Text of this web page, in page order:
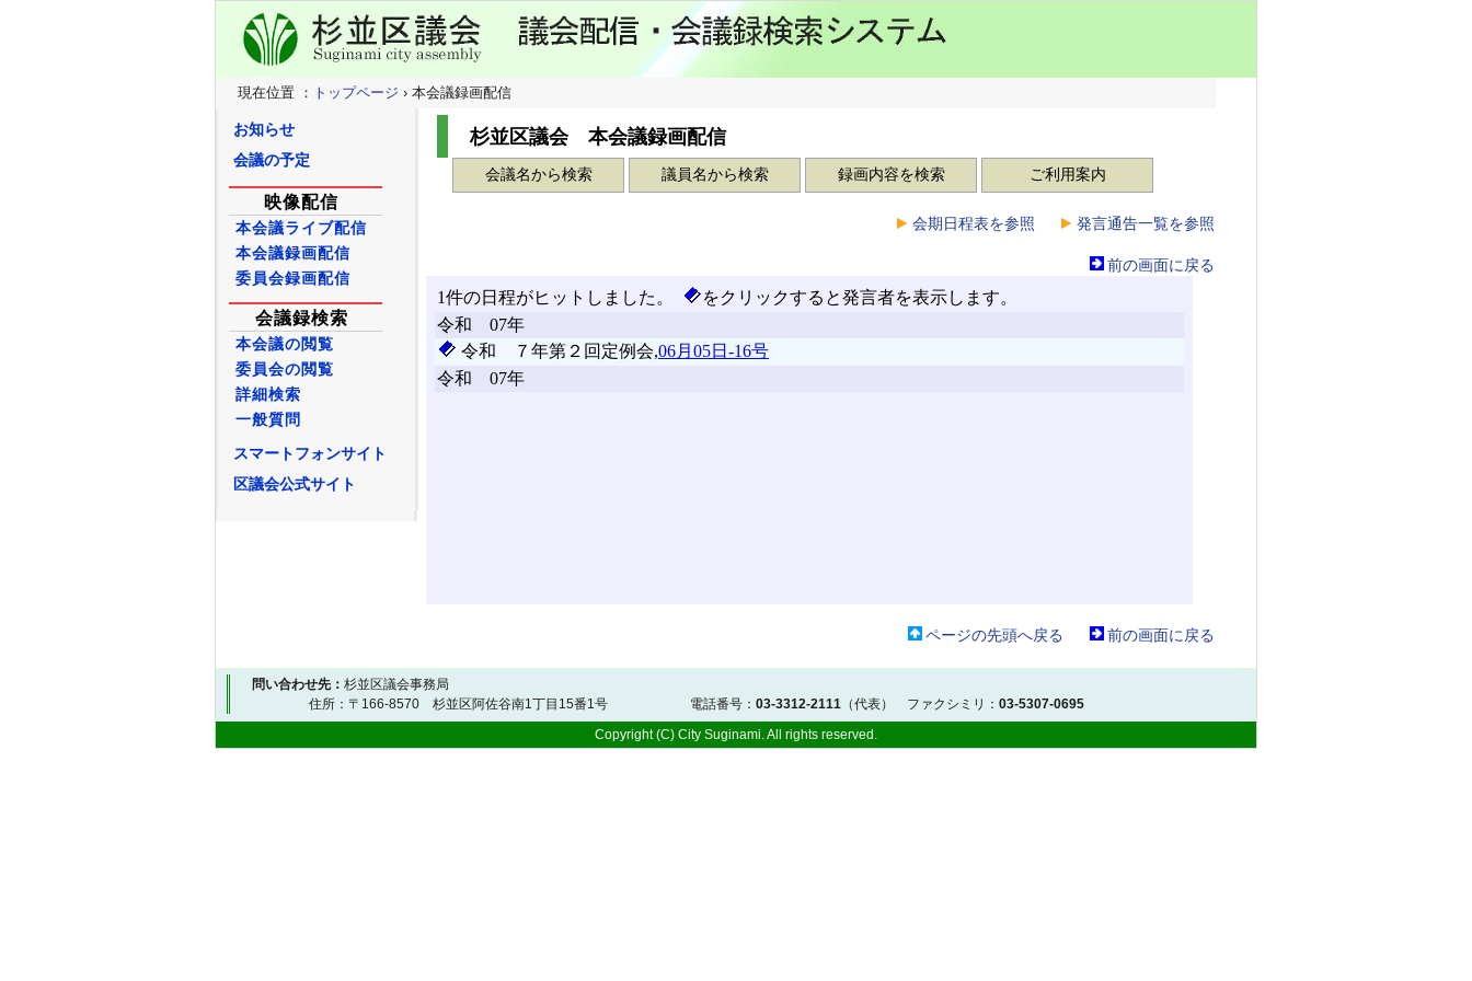
現在位置 ： トップページ › 本会議録画配信
杉並区議会 本会議録画配信
会議名から検索 議員名から検索 録画内容を検索 ご利用案内
会期日程表を参照 発言通告一覧を参照
前の画面に戻る
ページの先頭へ戻る 前の画面に戻る
お知らせ
会議の予定
映像配信
本会議ライブ配信
本会議録画配信
委員会録画配信
会議録検索
本会議の閲覧
委員会の閲覧
詳細検索
一般質問
スマートフォンサイト
区議会公式サイト
問い合わせ先： 杉並区議会事務局
住所：〒166-8570 杉並区阿佐谷南1丁目15番1号 電話番号： 03-3312-2111 （代表） ファクシミリ： 03-5307-0695
Copyright (C) City Suginami. All rights reserved.